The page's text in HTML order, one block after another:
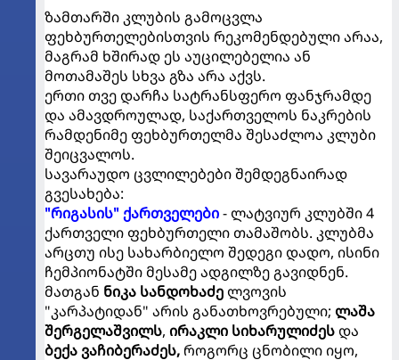
ზამთარში კლუბის გამოცვლა
ფეხბურთელებისთვის რეკომენდებული არაა,
მაგრამ ხშირად ეს აუცილებელია ან
მოთამაშეს სხვა გზა არა აქვს.
ერთი თვე დარჩა სატრანსფერო ფანჯრამდე
და ამავდროულად, საქართველოს ნაკრების
რამდენიმე ფეხბურთელმა შესაძლოა კლუბი
შეიცვალოს.
სავარაუდო ცვლილებები შემდეგნაირად
გვესახება:
"რიგასის" ქართველები- ლატვიურ კლუბში 4
ქართველი ფეხბურთელი თამაშობს. კლუბმა
არცთუ ისე სახარბიელო შედეგი დადო, ისინი
ჩემპიონატში მესამე ადგილზე გავიდნენ.
მათგან ნიკა სანდოხაძელვოვის
"კარპატიდან" არის განათხოვრებული; ლაშა
შერგელაშვილს, ირაკლი სიხარულიძესდა
ბექა ვაჩიბერაძეს,როგორც ცნობილი იყო,